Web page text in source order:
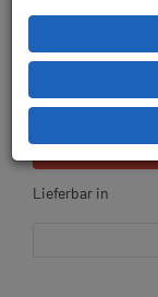
Lieferbar in